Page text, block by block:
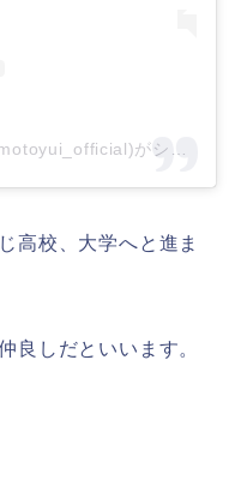
高校、大学へと進ま
良しだといいます。